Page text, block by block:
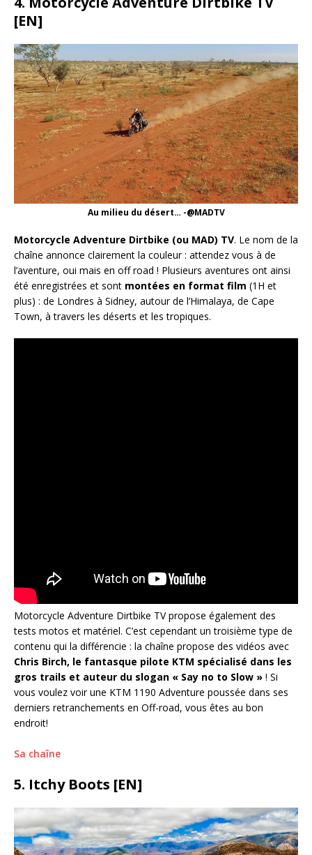
[EN]
Au milieu du désert… -@MADTV
Motorcycle Adventure Dirtbike (ou MAD) TV. Le nom de la
chaîne annonce clairement la couleur : attendez vous à de
l’aventure, oui mais en off road ! Plusieurs aventures ont ainsi
été enregistrées et sont montées en format film (1H et
plus) : de Londres à Sidney, autour de l’Himalaya, de Cape
Town, à travers les déserts et les tropiques.
Motorcycle Adventure Dirtbike TV propose également des
tests motos et matériel. C’est cependant un troisième type de
contenu qui la différencie : la chaîne propose des vidéos avec
Chris Birch, le fantasque pilote KTM spécialisé dans les
gros trails et auteur du slogan « Say no to Slow » ! Si
vous voulez voir une KTM 1190 Adventure poussée dans ses
derniers retranchements en Off-road, vous êtes au bon
endroit!
Sa chaîne
5. Itchy Boots [EN]